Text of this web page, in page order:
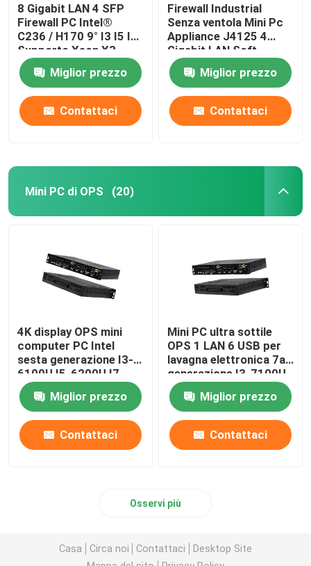
8 Gigabit LAN 4 SFP
Firewall PC Intel®
C236 / H170 9° I3 I5 I7
Supporto Xeon X3-
1225 V5 Senso PF
MikrotikMiglior prezzo
Contattaci
Firewall Industrial
Senza ventola Mini Pc
Appliance J4125 4
Gigabit LAN Soft
Router Supporto
Senso PFMiglior prezzo
Contattaci
Mini PC di OPS (20)
4K display OPS mini
computer PC Intel
sesta generazione I3-
6100U I5-6200U I7-
6500U
Miglior prezzo
Contattaci
Mini PC ultra sottile
OPS 1 LAN 6 USB per
lavagna elettronica 7a
generazione I3-7100U
I5-7200U I7-7500U
Miglior prezzo
Contattaci
Osservi più
Casa Circa noi Contattaci
Desktop Site